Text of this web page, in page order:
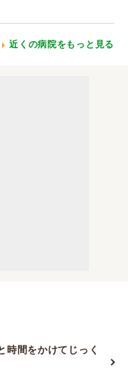
近くの病院をもっと見る
時間をかけてじっく